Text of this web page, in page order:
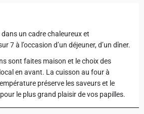
un cadre chaleureux et
7 à l’occasion d’un déjeuner, d’un dîner.
sont faites maison et le choix des
en avant. La cuisson au four à
préserve les saveurs et le
le plus grand plaisir de vos papilles.